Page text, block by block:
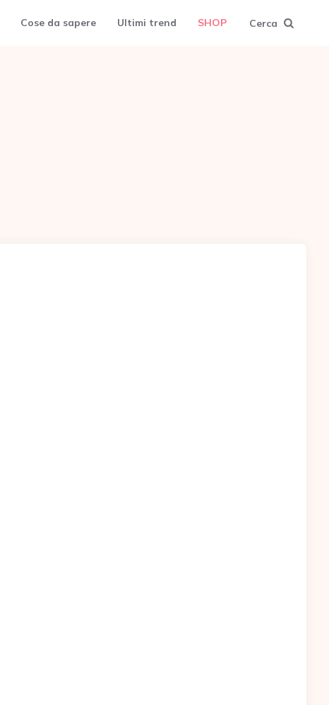
Cose da sapere Ultimi trend SHOP Cerca